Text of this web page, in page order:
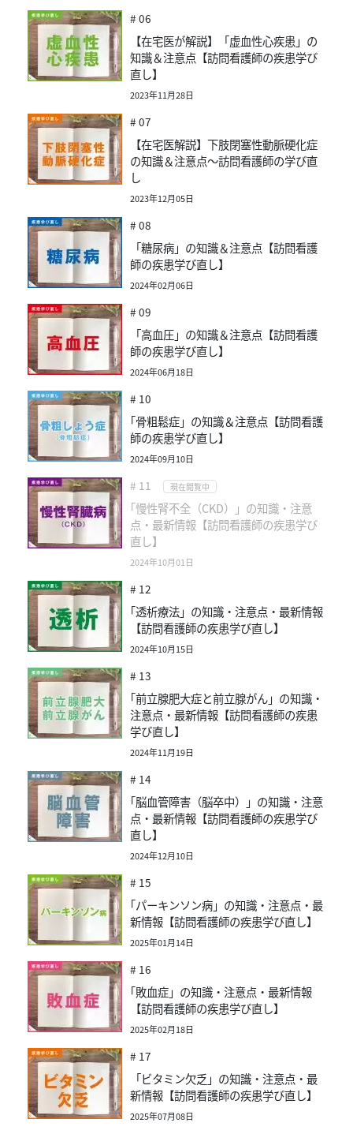
# 06
【在宅医が解説】「虚血性心疾患」の
知識＆注意点【訪問看護師の疾患学び
直し】
2023年11月28日
# 07
【在宅医解説】下肢閉塞性動脈硬化症
の知識＆注意点～訪問看護師の学び直
し
2023年12月05日
# 08
「糖尿病」の知識＆注意点【訪問看護
師の疾患学び直し】
2024年02月06日
# 09
「高血圧」の知識＆注意点【訪問看護
師の疾患学び直し】
2024年06月18日
# 10
｢骨粗鬆症」の知識＆注意点【訪問看護
師の疾患学び直し】
2024年09月10日
# 11 現在閲覧中
｢慢性腎不全（CKD）」の知識・注意
点・最新情報【訪問看護師の疾患学び
直し】
2024年10月01日
# 12
｢透析療法」の知識・注意点・最新情報
【訪問看護師の疾患学び直し】
2024年10月15日
# 13
｢前立腺肥大症と前立腺がん」の知識・
注意点・最新情報【訪問看護師の疾患
学び直し】
2024年11月19日
# 14
｢脳血管障害（脳卒中）」の知識・注意
点・最新情報【訪問看護師の疾患学び
直し】
2024年12月10日
# 15
｢パーキンソン病」の知識・注意点・最
新情報【訪問看護師の疾患学び直し】
2025年01月14日
# 16
｢敗血症」の知識・注意点・最新情報
【訪問看護師の疾患学び直し】
2025年02月18日
# 17
「ビタミン欠乏」の知識・注意点・最
新情報【訪問看護師の疾患学び直し】
2025年07月08日